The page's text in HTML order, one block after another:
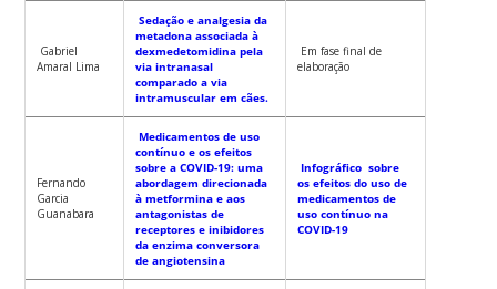
Gabriel
Amaral Lima
Sedação e analgesia da
metadona associada à
dexmedetomidina pela
via intranasal
comparado a via
intramuscular em cães.
Em fase final de
elaboração
Fernando
Garcia
Guanabara
Medicamentos de uso
contínuo e os efeitos
sobre a COVID-19: uma
abordagem direcionada
à metformina e aos
antagonistas de
receptores e inibidores
da enzima conversora
de angiotensina
Infográfico sobre
os efeitos do uso de
medicamentos de
uso contínuo na
COVID-19